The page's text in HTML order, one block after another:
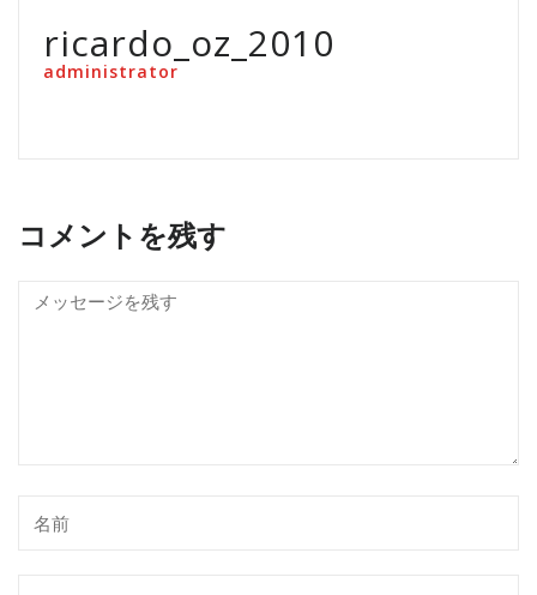
ricardo_oz_2010
administrator
コメントを残す